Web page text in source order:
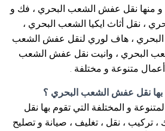
و منها نقل عفش الشعب البحري ، فك و
، نقل أثاث ايكيا الشعب البحري ،
، هاف لوري لنقل عفش الشعب
البحري ، وانيت نقل عفش الشعب
متنوعة و مختلفة .
بها نقل عفش الشعب البحري ؟
و المختلفة التي تقوم بها نقل
، نقل ، تغليف ، صيانة و تصليح